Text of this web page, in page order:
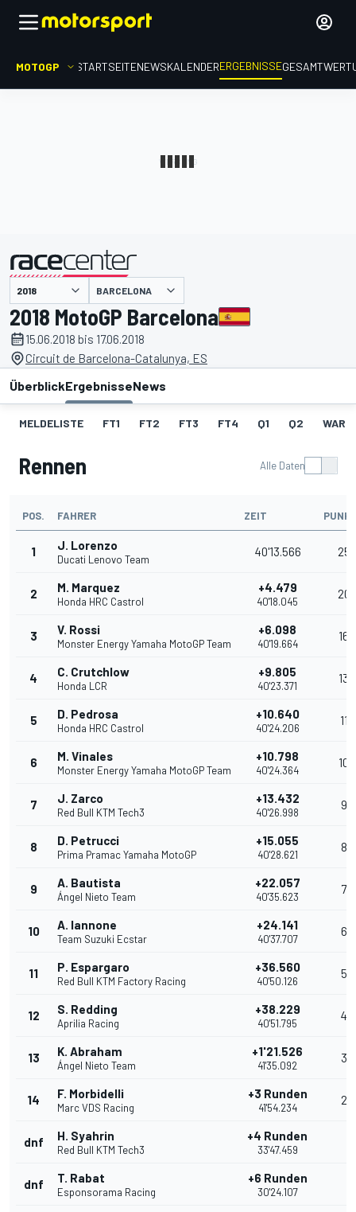
MOTOGP STARTSEITENEWSKALENDERERGEBNISSE
BARCELONA
2018 MotoGP Barcelona
15.06.2018 bis 17.06.2018
Circuit de Barcelona-Catalunya, ES
ÜberblickErgebnisseNews
MELDELISTE FT1 FT2 FT3 FT4 Q1 Q2
Rennen Alle Daten
POS. FAHRER ZEIT
1 J. Lorenzo
Ducati Lenovo Team
40'13.566 25
2 M. Marquez
Honda HRC Castrol
+4.479
40'18.045
20
3 V. Rossi
Monster Energy Yamaha MotoGP Team
+6.098
40'19.664
16
4 C. Crutchlow
Honda LCR
+9.805
40'23.371
13
5 D. Pedrosa
Honda HRC Castrol
+10.640
40'24.206
11
6 M. Vinales
Monster Energy Yamaha MotoGP Team
+10.798
40'24.364
10
7 J. Zarco
Red Bull KTM Tech3
+13.432
40'26.998
9
8 D. Petrucci
Prima Pramac Yamaha MotoGP
+15.055
40'28.621
8
9 A. Bautista
Ángel Nieto Team
+22.057
40'35.623
7
10 A. Iannone
Team Suzuki Ecstar
+24.141
40'37.707
6
11 P. Espargaro
Red Bull KTM Factory Racing
+36.560
40'50.126
5
12 S. Redding
Aprilia Racing
+38.229
40'51.795
4
13 K. Abraham
Ángel Nieto Team
+1'21.526
41'35.092
3
14 F. Morbidelli
Marc VDS Racing
+3 Runden
41'54.234
2
dnf H. Syahrin
Red Bull KTM Tech3
+4 Runden
33'47.459
dnf T. Rabat
Esponsorama Racing
+6 Runden
30'24.107